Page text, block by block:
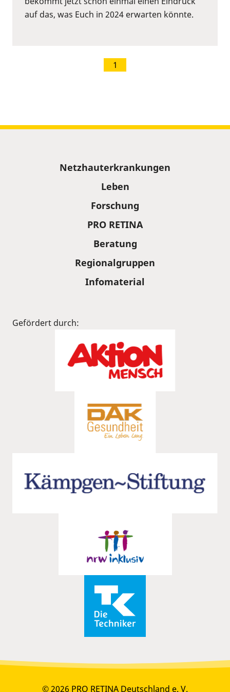
auf das, was Euch in 2024 erwarten könnte.
1
Netzhauterkrankungen
Leben
Forschung
PRO RETINA
Beratung
Regionalgruppen
Infomaterial
Gefördert durch:
© 2026 PRO RETINA Deutschland e. V.